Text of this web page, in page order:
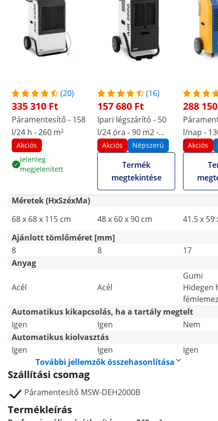
(20)
335 310 Ft
Páramentesítő - 158
l/24 h - 260 m²
Akciós
Jelenleg
megjelenített
(16)
157 680 Ft
Ipari légszárító - 50
l/24 óra - 90 m2 -
5,69 l
Akciós Népszerű
Termék
megtekintése
288
l/nap -
1300
Akciós
Méretek (HxSzéxMa)
68 x 68 x 115 cm
48 x 60 x 90 cm
41.5 x 59
Ajánlott tömlőméret [mm]
8
8
17
Anyag
Acél Acél
Gumi
Hidegen
fémlemez
Automatikus kikapcsolás, ha a tartály megtelt
Igen
Igen
Nem
Automatikus kiolvasztás
Igen
Igen
Igen
További jellemzők összehasonlítása
Szállítási csomag
Páramentesítő MSW-DEH2000B
Termékleírás